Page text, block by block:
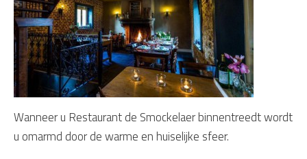
Wanneer u Restaurant de Smockelaer binnentreedt wordt
u omarmd door de warme en huiselijke sfeer.